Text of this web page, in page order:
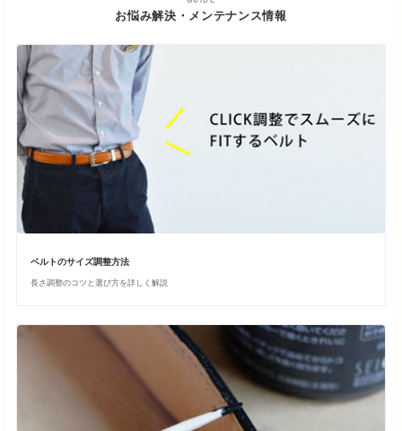
お悩み解決・メンテナンス情報
ベルトのサイズ調整方法
長さ調整のコツと選び方を詳しく解説